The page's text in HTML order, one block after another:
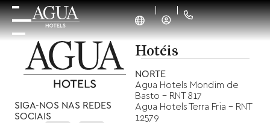
SIGA-NOS NAS REDES
SOCIAIS
Hotéis
NORTE
Agua Hotels Mondim de
Basto - RNT 817
Agua Hotels Terra Fria - RNT
12579